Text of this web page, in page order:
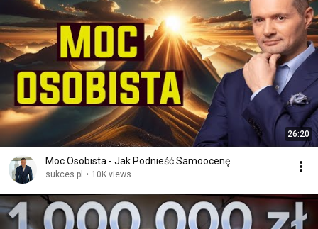
26:20
Moc Osobista - Jak Podnieść Samoocenę
sukces.pl • 10K views